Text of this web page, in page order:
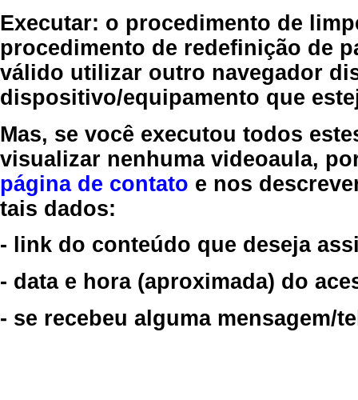
Executar: o procedimento de
procedimento de redefinição de
válido utilizar outro navegador
dispositivo/equipamento que
Mas, se você executou todos
visualizar nenhuma videoaula,
página de contato e nos
tais dados:
- link do conteúdo que deseja
- data e hora (aproximada) do
- se recebeu alguma mensagem/